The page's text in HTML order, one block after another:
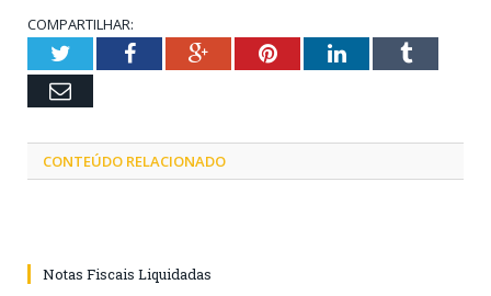
COMPARTILHAR:
TwitterFacebookGoogle+PinterestLinkedInTumblr
Email
CONTEÚDO RELACIONADO
Notas Fiscais Liquidadas